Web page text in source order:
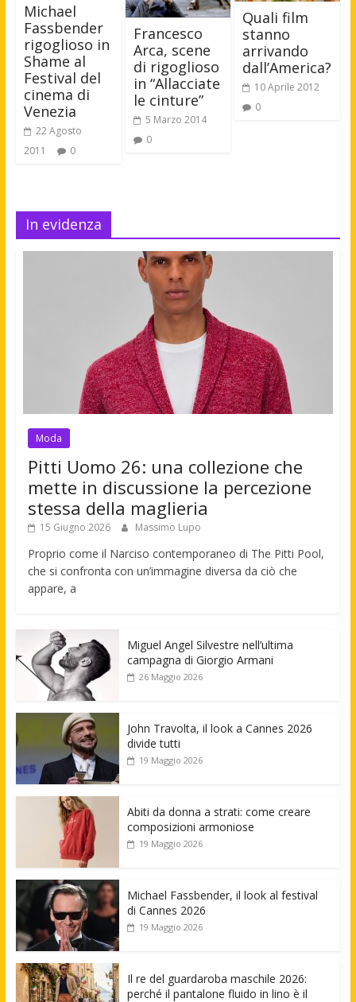
Michael
Fassbender
rigoglioso in
Shame al
Festival del
cinema di
Venezia
22 Agosto
2011
0
Francesco
Arca, scene
di rigoglioso
in “Allacciate
le cinture”
5 Marzo 2014
0
Quali film
stanno
arrivando
dall’America?
10 Aprile 2012
0
In evidenza
Moda
Pitti Uomo 26: una collezione che
mette in discussione la percezione
stessa della maglieria
15 Giugno 2026 Massimo Lupo
Proprio come il Narciso contemporaneo di The Pitti Pool,
che si confronta con un’immagine diversa da ciò che
appare, a
Miguel Angel Silvestre nell’ultima
campagna di Giorgio Armani
26 Maggio 2026
John Travolta, il look a Cannes 2026
divide tutti
19 Maggio 2026
Abiti da donna a strati: come creare
composizioni armoniose
19 Maggio 2026
Michael Fassbender, il look al festival
di Cannes 2026
19 Maggio 2026
Il re del guardaroba maschile 2026:
perché il pantalone fluido in lino è il